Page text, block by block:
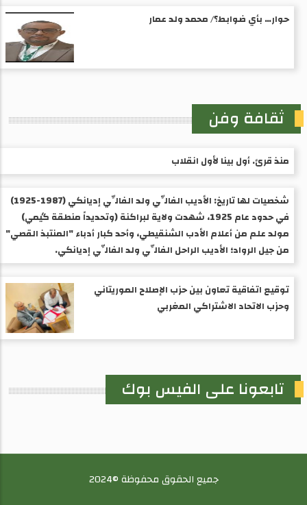
حوار… بأي ضوابط؟/ محمد ولد عمار
ثقافة وفن
منذ قرئ. أول بينا لأول انقلاب
شخصيات لها تاريخ: الأديب الفالِّي ولد الفالِّي إديانكي (1987-1925) ​
في حدود عام 1925، شهدت ولاية لبراكنة (وتحديداً منطقة گيمي)
مولد علم من أعلام الأدب الشنقيطي، وأحد كبار أدباء "المنتبذ القصي"
من جيل الرواد؛ الأديب الراحل الفالِّي ولد الفالِّي إديانكي.
توقيع اتفاقية تعاون بين حزب الإصلاح الموريتاني
وحزب الاتحاد الاشتراكي المغربي
تابعونا على الفيس بوك
جميع الحقوق محفوظة ©2024